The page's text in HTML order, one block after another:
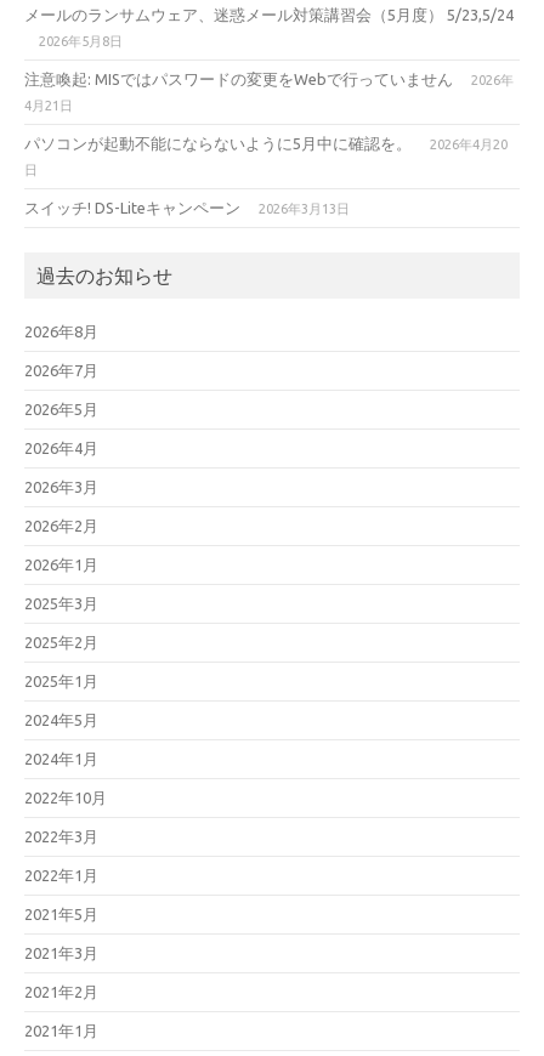
メールのランサムウェア、迷惑メール対策講習会（5月度） 5/23,5/24
2026年5月8日
注意喚起: MISではパスワードの変更をWebで行っていません
2026年
4月21日
パソコンが起動不能にならないように5月中に確認を。
2026年4月20
日
スイッチ! DS-Liteキャンペーン 2026年3月13日
過去のお知らせ
2026年8月
2026年7月
2026年5月
2026年4月
2026年3月
2026年2月
2026年1月
2025年3月
2025年2月
2025年1月
2024年5月
2024年1月
2022年10月
2022年3月
2022年1月
2021年5月
2021年3月
2021年2月
2021年1月